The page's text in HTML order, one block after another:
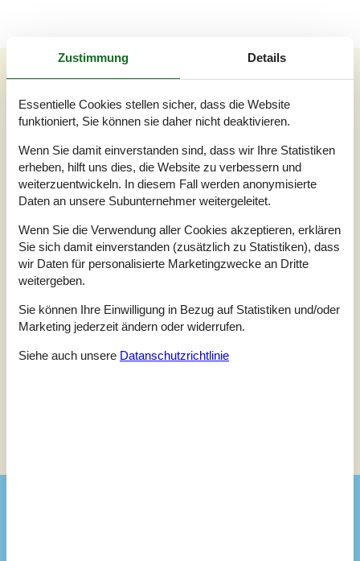
Unsere Gästebewertungen
4,3 Bezogen auf 3 Bewertungen
Letzte Bewertung ist vom 03.07.2026
4 (2)
3
2 (0)
1
Keine Bewertungen haben Kommentare.
Zustimmung Details
Essentielle Cookies stellen sicher, dass die Website
funktioniert, Sie können sie daher nicht deaktivieren.
Wenn Sie damit einverstanden sind, dass wir Ihre Statistiken
erheben, hilft uns dies, die Website zu verbessern und
weiterzuentwickeln. In diesem Fall werden anonymisierte
Daten an unsere Subunternehmer weitergeleitet.
Wenn Sie die Verwendung aller Cookies akzeptieren, erklären
Sie sich damit einverstanden (zusätzlich zu Statistiken), dass
wir Daten für personalisierte Marketingzwecke an Dritte
weitergeben.
Sie können Ihre Einwilligung in Bezug auf Statistiken und/oder
Marketing jederzeit ändern oder widerrufen.
Siehe auch unsere Datanschutzrichtlinie